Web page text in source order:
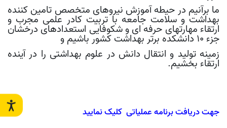
ما برآنیم در حیطه آموزش نیروهای متخصص تامین کننده
بهداشت و سلامت جامعه با تربیت کادر علمی مجرب و
ارتقاء مهارتهای حرفه ای و شکوفایی استعدادهای درخشان
جزء 10 دانشکده برتر بهداشت کشور باشیم و
زمینه تولید و انتقال دانش در علوم بهداشتی را در آینده
ارتقاء بخشیم.
جهت دریافت برنامه عملیاتی کلیک نمایید